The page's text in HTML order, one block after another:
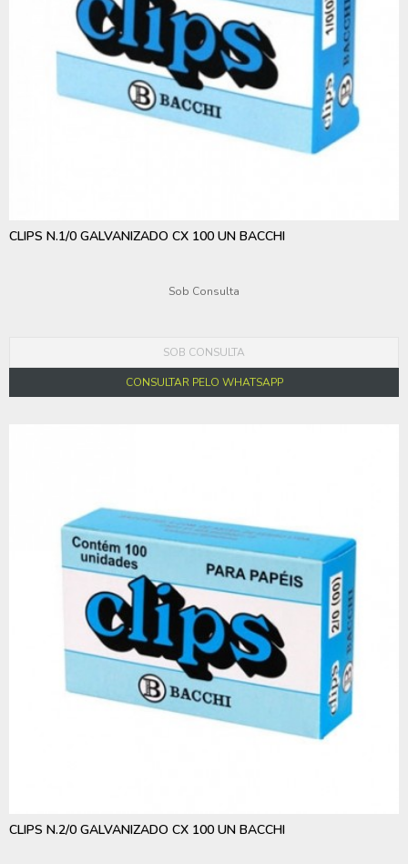
CLIPS N.1/0 GALVANIZADO CX 100 UN BACCHI
Sob Consulta
SOB CONSULTA
CONSULTAR PELO WHATSAPP
CLIPS N.2/0 GALVANIZADO CX 100 UN BACCHI